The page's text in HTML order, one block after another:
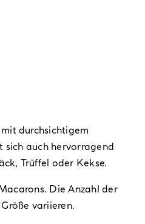
durchsichtigem
sich auch hervorragend
Trüffel oder Kekse.
Die Anzahl der
variieren.